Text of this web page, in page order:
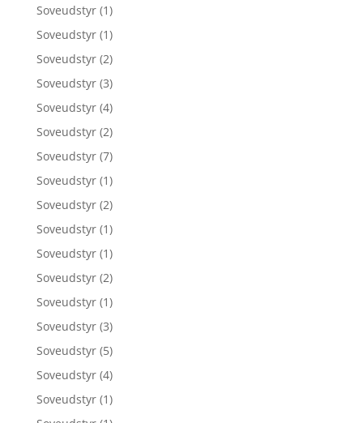
Soveudstyr (1)
Soveudstyr (1)
Soveudstyr (2)
Soveudstyr (3)
Soveudstyr (4)
Soveudstyr (2)
Soveudstyr (7)
Soveudstyr (1)
Soveudstyr (2)
Soveudstyr (1)
Soveudstyr (1)
Soveudstyr (2)
Soveudstyr (1)
Soveudstyr (3)
Soveudstyr (5)
Soveudstyr (4)
Soveudstyr (1)